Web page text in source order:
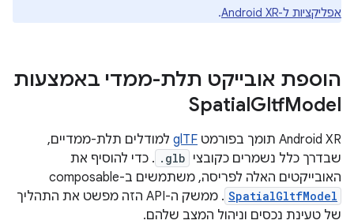
אפליקציות ל-Android XR
.
הוספת אובייקט תלת-ממדי באמצעות
SpatialGltfModel
‫Android XR תומך בפורמט glTF למודלים תלת-ממדיים,
שבדרך כלל נשמרים כקובצי .glb . כדי להוסיף את
האובייקטים האלה לפריסה, משתמשים ב-composable‏
SpatialGltfModel
. ממשק ה-API הזה מפשט את התהליך
של טעינת נכסים וניהול המצב שלהם.